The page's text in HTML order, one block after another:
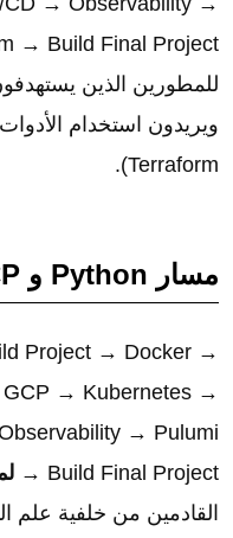
→ Build Final Project
للمطورين الذين
Terraform).
مسار Python و GCP و Pulumi
Project → Docker →
GCP → Kubernetes →
→ Pulumi
→ Build Final Project
القادمين من خلفية علم